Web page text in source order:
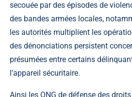
secouée par des épisodes de
des bandes armées locales,
les autorités multiplient les
des dénonciations persistent
présumées entre certains
l’appareil sécuritaire.
Ainsi les ONG de défense des